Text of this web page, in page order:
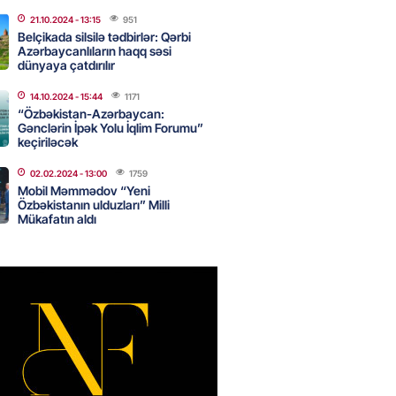
sabah 39 dərəcə isti
- 14:30
Biznes-dən mikro biznes
5%-dək endirim
- 14:28
- 14:15
karta istədiyiniz qədər
edə bilərsiniz – VİDEO
21.10.2024- 13:15 951
Belçikada silsilə tədbirlər: Qərbi
Azərbaycanlıların haqq səsi
dünyaya çatdırılır
14.10.2024- 15:44 1171
“Özbəkistan-Azərbaycan:
Gənclərin İpək Yolu İqlim Forumu”
keçiriləcək
02.02.2024- 13:00 1759
Mobil Məmmədov “Yeni
Özbəkistanın ulduzları” Milli
Mükafatın aldı